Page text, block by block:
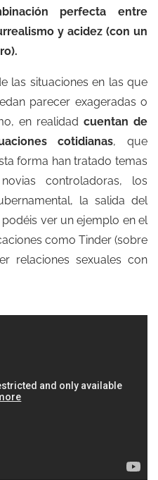
perfecta entre
y acidez (con un
las situaciones en las que
parecer exageradas o
en realidad cuentan de
cotidianas, que
forma han tratado temas
controladoras, los
la salida del
ver un ejemplo en el
como Tinder (sobre
relaciones sexuales con